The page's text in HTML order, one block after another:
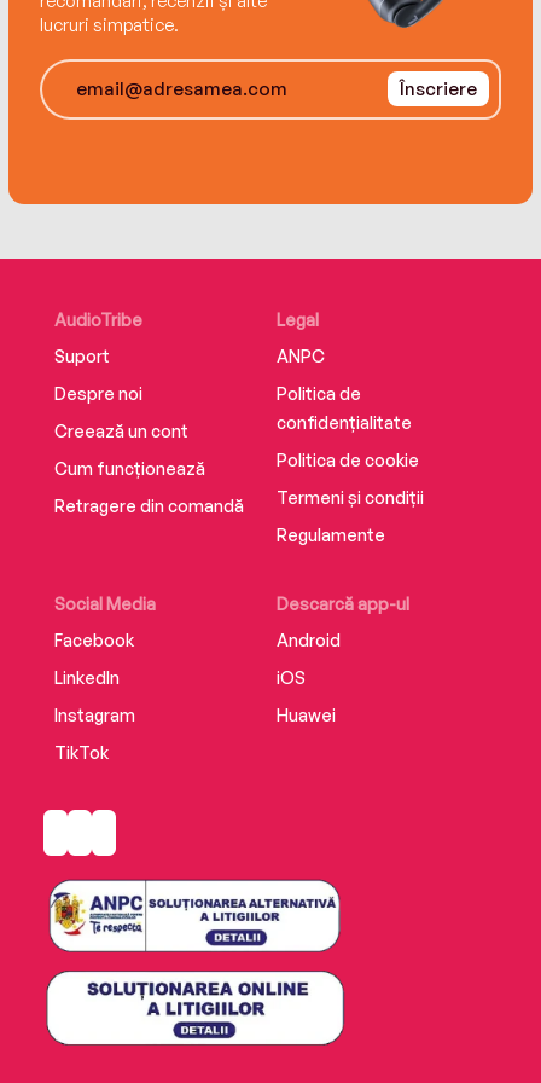
lucruri simpatice.
Înscriere
AudioTribe
Suport
Despre noi
Creează un cont
Cum funcționează
Retragere din comandă
Social Media
Facebook
LinkedIn
Instagram
TikTok
Descarcă app-ul
Android
iOS
Huawei
Legal
ANPC
Politica de
confidențialitate
Politica de cookie
Termeni și condiții
Regulamente